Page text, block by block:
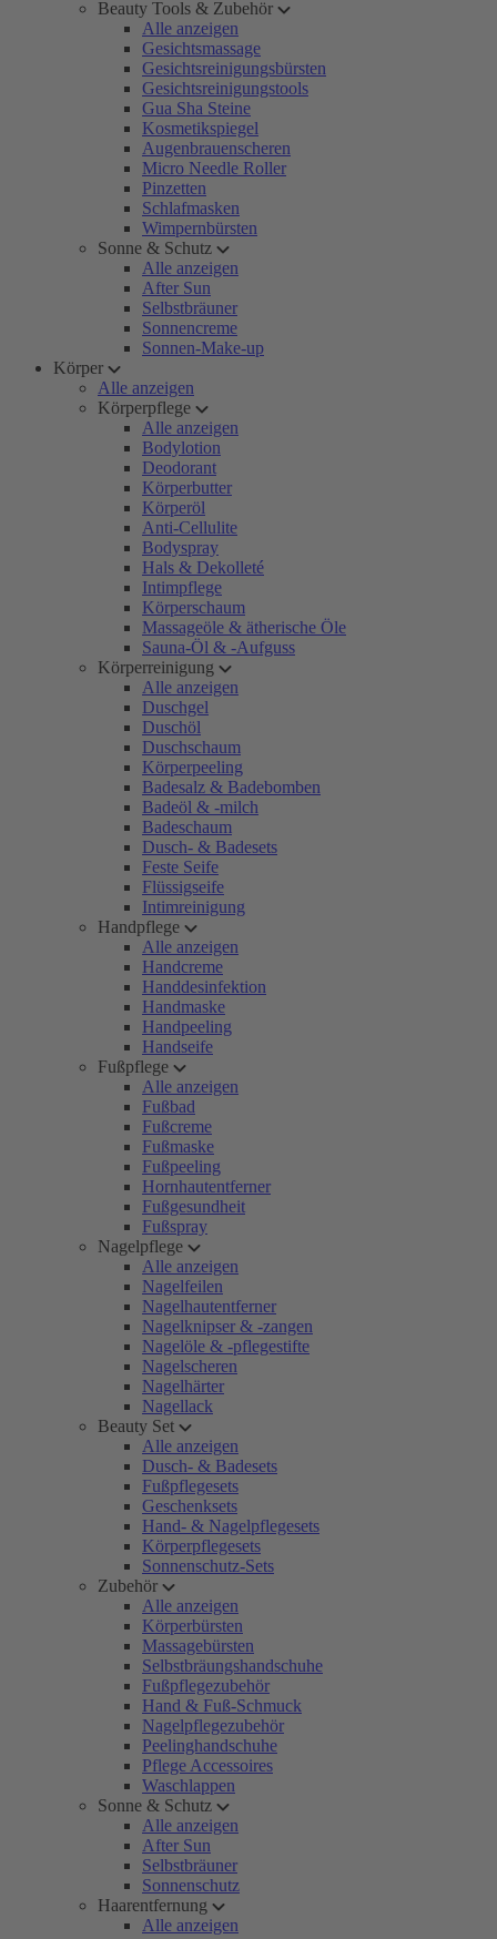
Beauty Tools & Zubehör
Alle anzeigen
Gesichtsmassage
Gesichtsreinigungsbürsten
Gesichtsreinigungstools
Gua Sha Steine
Kosmetikspiegel
Augenbrauenscheren
Micro Needle Roller
Pinzetten
Schlafmasken
Wimpernbürsten
Sonne & Schutz
Alle anzeigen
After Sun
Selbstbräuner
Sonnencreme
Sonnen-Make-up
Körper
Alle anzeigen
Körperpflege
Alle anzeigen
Bodylotion
Deodorant
Körperbutter
Körperöl
Anti-Cellulite
Bodyspray
Hals & Dekolleté
Intimpflege
Körperschaum
Massageöle & ätherische Öle
Sauna-Öl & -Aufguss
Körperreinigung
Alle anzeigen
Duschgel
Duschöl
Duschschaum
Körperpeeling
Badesalz & Badebomben
Badeöl & -milch
Badeschaum
Dusch- & Badesets
Feste Seife
Flüssigseife
Intimreinigung
Handpflege
Alle anzeigen
Handcreme
Handdesinfektion
Handmaske
Handpeeling
Handseife
Fußpflege
Alle anzeigen
Fußbad
Fußcreme
Fußmaske
Fußpeeling
Hornhautentferner
Fußgesundheit
Fußspray
Nagelpflege
Alle anzeigen
Nagelfeilen
Nagelhautentferner
Nagelknipser & -zangen
Nagelöle & -pflegestifte
Nagelscheren
Nagelhärter
Nagellack
Beauty Set
Alle anzeigen
Dusch- & Badesets
Fußpflegesets
Geschenksets
Hand- & Nagelpflegesets
Körperpflegesets
Sonnenschutz-Sets
Zubehör
Alle anzeigen
Körperbürsten
Massagebürsten
Selbstbräungshandschuhe
Fußpflegezubehör
Hand & Fuß-Schmuck
Nagelpflegezubehör
Peelinghandschuhe
Pflege Accessoires
Waschlappen
Sonne & Schutz
Alle anzeigen
After Sun
Selbstbräuner
Sonnenschutz
Haarentfernung
Alle anzeigen